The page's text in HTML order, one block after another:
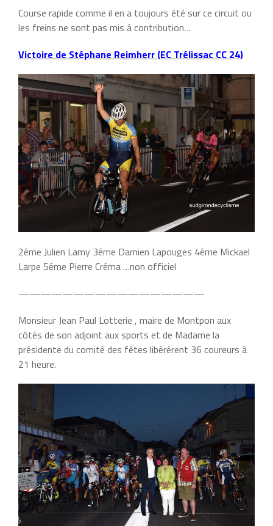
Course rapide comme il en a toujours été sur ce circuit ou
les freins ne sont pas mis à contribution…
Victoire de Stéphane Reimherr (EC Trélissac CC 24)
2éme Julien Lamy 3éme Damien Lapouges 4éme Mickael
Larpe 5éme Pierre Créma …non officiel
—————————————————
Monsieur Jean Paul Lotterie , maire de Montpon aux
côtés de son adjoint aux sports et de Madame la
présidente du comité des fêtes libérérent 36 coureurs à
21 heure.